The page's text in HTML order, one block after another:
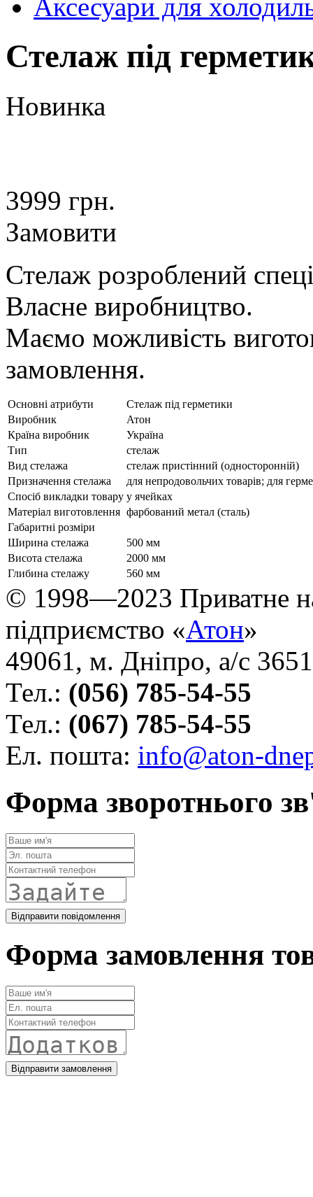
Аксесуари для
Стелаж під
Новинка
3999 грн.
Замовити
Стелаж розроблений
Власне виробництво.
Маємо можливість
замовлення.
Основні атрибути
Стелаж під герметики
Виробник
Атон
Країна виробник
Україна
Тип
стелаж
Вид стелажа
стелаж пристінний (односторонній)
Призначення стелажа
для непродовольчих товарів; для
Спосіб викладки товару у ячейках
Матеріал виготовлення фарбований метал (сталь)
Габаритні розміри
Ширина стелажа
500 мм
Висота стелажа
2000 мм
Глибина стелажу
560 мм
© 1998—2023 Приватне
підприємство «Атон»
49061, м. Дніпро, а/с 3651
Тел.: (056) 785-54-55
Тел.: (067) 785-54-55
Ел. пошта: info@aton-
Форма зворотнього
Форма замовлення